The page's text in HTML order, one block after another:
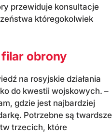
przewiduje konsultacje
któregokolwiek
obrony
na rosyjskie działania
do kwestii wojskowych. –
gdzie jest najbardziej
Potrzebne są twardsze
trzecich, które